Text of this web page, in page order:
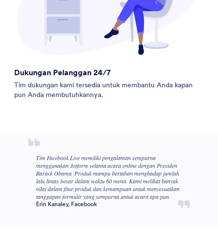
Dukungan Pelanggan 24/7
Tim dukungan kami tersedia untuk membantu Anda kapan
pun Anda membutuhkannya.
Tim Facebook Live memiliki pengalaman sempurna
menggunakan Jotform selama acara online dengan Presiden
Barack Obama. Produk mampu bertahan menghadap jumlah
lalu lintas besar dalam waktu 60 menit. Kami melihat banyak
nilai dalam fitur produk dan kemampuan untuk menyesuaikan
tanggapan formulir yang sempurna untuk acara apa pun.
Erin Kanaley, Facebook